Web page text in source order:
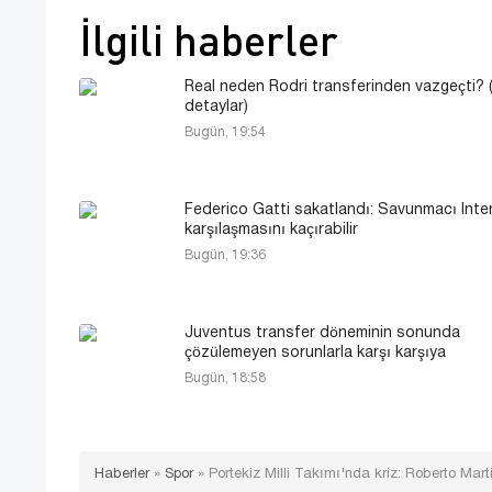
İlgili haberler
Real neden Rodri transferinden vazgeçti?
detaylar)
Bugün, 19:54
Federico Gatti sakatlandı: Savunmacı
karşılaşmasını kaçırabilir
Bugün, 19:36
Juventus transfer döneminin sonunda
çözülemeyen sorunlarla karşı karşıya
Bugün, 18:58
Haberler» Spor» Portekiz Milli Takımı'nda kriz: Roberto